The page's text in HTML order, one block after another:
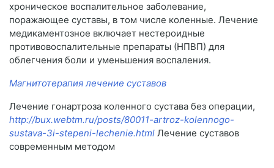
хроническое воспалительное заболевание,
поражающее суставы, в том числе коленные. Лечение
медикаментозное включает нестероидные
противовоспалительные препараты (НПВП) для
облегчения боли и уменьшения воспаления.
Магнитотерапия лечение суставов
Лечение гонартроза коленного сустава без операции,
http://bux.webtm.ru/posts/80011-artroz-kolennogo-
sustava-3i-stepeni-lechenie.html Лечение суставов
современным методом